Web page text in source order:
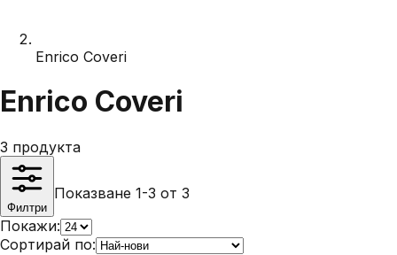
Enrico Coveri
Enrico Coveri
3 продукта
Филтри
Показване 1-3 от 3
Покажи:
Сортирай по: